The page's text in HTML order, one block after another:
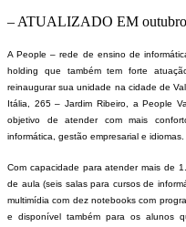
– ATUALIZADO EM
A People – rede de ensino de
holding que também tem forte
reinaugurar sua unidade na cidade de
Itália, 265 – Jardim Ribeiro, a People
objetivo de atender com mais
informática, gestão empresarial e idiomas.
Com capacidade para atender mais de
de aula (seis salas para cursos de
multimídia com dez notebooks com
e disponível também para os alunos